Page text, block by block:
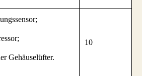
Gehäuselüfter.
10